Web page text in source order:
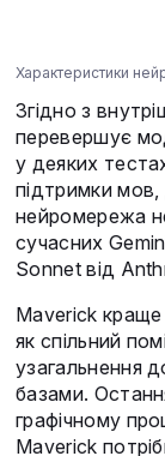
Характеристики
Згідно з
перевершує
у деяких
підтримки мов,
нейромережа
сучасних
Sonnet від
Maverick
як спільний
узагальнення
базами.
графічному
Maverick